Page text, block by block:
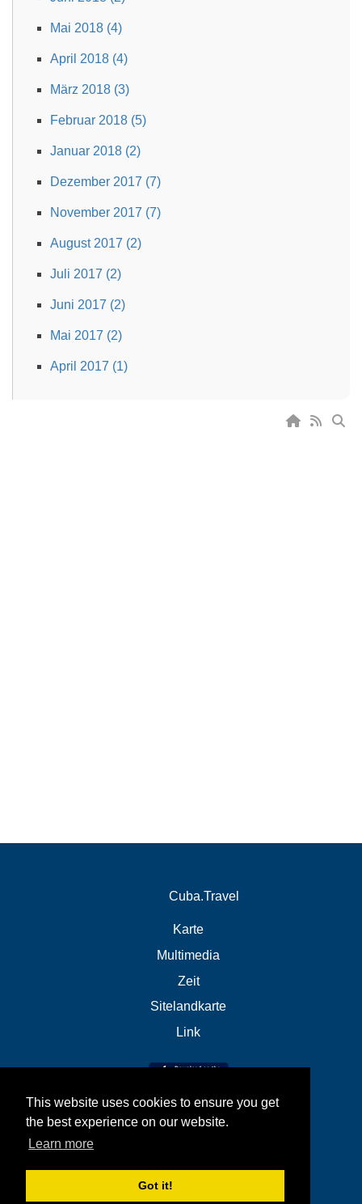
This website uses cookies to ensure you get
the best experience on our website.
Learn more
Got it!
Mai 2018 (4)
April 2018 (4)
März 2018 (3)
Februar 2018 (5)
Januar 2018 (2)
Dezember 2017 (7)
November 2017 (7)
August 2017 (2)
Juli 2017 (2)
Juni 2017 (2)
Mai 2017 (2)
April 2017 (1)
Cuba.Travel
Karte
Multimedia
Zeit
Sitelandkarte
Link